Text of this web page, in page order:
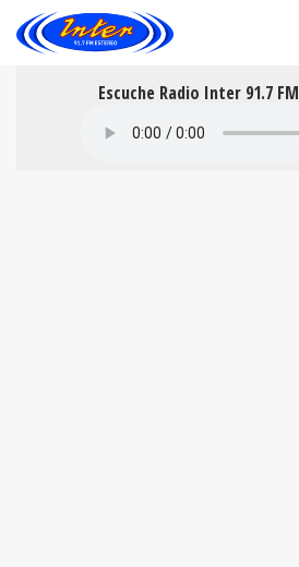
Escuche Radio Inter 91.7 FM